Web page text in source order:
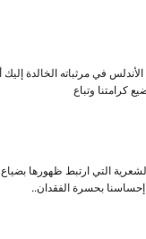
في مرثباته الخالدة
كرامتنا وتباع
التي ارتبط ظهورها
إحساسنا بحسرة الفقدان..